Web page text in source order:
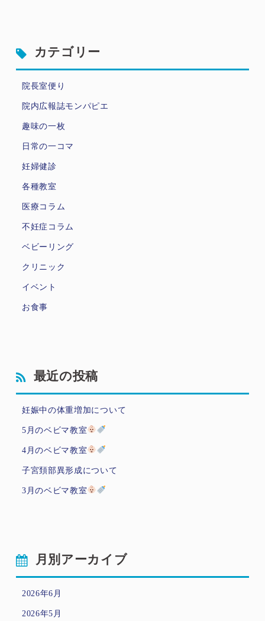
カテゴリー
院長室便り
院内広報誌モンパピエ
趣味の一枚
日常の一コマ
妊婦健診
各種教室
医療コラム
不妊症コラム
ベビーリング
クリニック
イベント
お食事
最近の投稿
妊娠中の体重増加について
5月のベビマ教室
4月のベビマ教室
子宮頚部異形成について
3月のベビマ教室
月別アーカイブ
2026年6月
2026年5月